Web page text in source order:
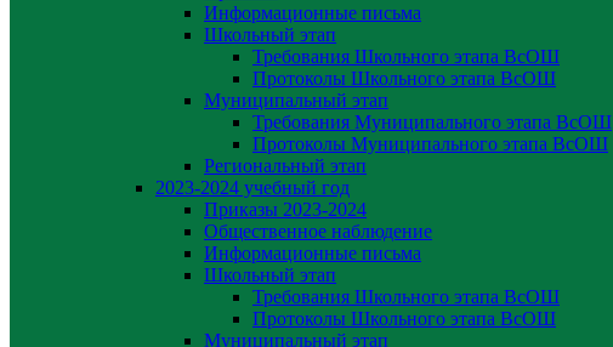
Информационные письма
Школьный этап
Требования Школьного этапа ВсОШ
Протоколы Школьного этапа ВсОШ
Муниципальный этап
Требования Муниципального этапа ВсОШ
Протоколы Муниципального этапа ВсОШ
Региональный этап
2023-2024 yчебный год
Приказы 2023-2024
Общественное наблюдение
Информационные письма
Школьный этап
Требования Школьного этапа ВсОШ
Протоколы Школьного этапа ВсОШ
Муниципальный этап